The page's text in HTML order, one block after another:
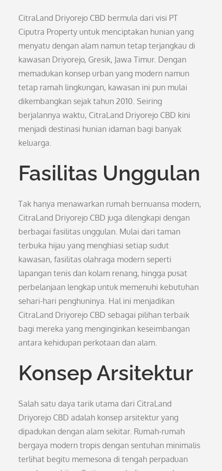
CitraLand Driyorejo CBD bermula dari visi PT
Ciputra Property untuk menciptakan hunian yang
menyatu dengan alam namun tetap terjangkau di
kawasan Driyorejo, Gresik, Jawa Timur. Dengan
memadukan konsep urban yang modern namun
tetap ramah lingkungan, kawasan ini pun mulai
dikembangkan sejak tahun 2010. Seiring
berjalannya waktu, CitraLand Driyorejo CBD kini
menjadi destinasi hunian idaman bagi banyak
keluarga.
Fasilitas Unggulan
Tak hanya menawarkan rumah bernuansa modern,
CitraLand Driyorejo CBD juga dilengkapi dengan
berbagai fasilitas unggulan. Mulai dari taman
terbuka hijau yang menghiasi setiap sudut
kawasan, fasilitas olahraga modern seperti
lapangan tenis dan kolam renang, hingga pusat
perbelanjaan lengkap untuk memenuhi kebutuhan
sehari-hari penghuninya. Hal ini menjadikan
CitraLand Driyorejo CBD sebagai pilihan terbaik
bagi mereka yang menginginkan keseimbangan
antara kehidupan perkotaan dan alam.
Konsep Arsitektur
Salah satu daya tarik utama dari CitraLand
Driyorejo CBD adalah konsep arsitektur yang
dipadukan dengan alam sekitar. Rumah-rumah
bergaya modern tropis dengan sentuhan minimalis
terlihat begitu memesona di tengah perpaduan